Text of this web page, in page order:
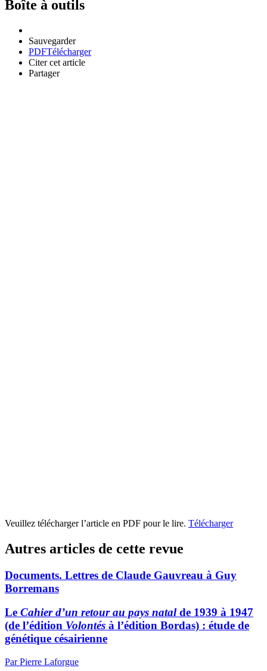
Boîte à outils
Sauvegarder
PDFTélécharger
Citer cet article
Partager
Veuillez télécharger l’article en PDF pour le lire. Télécharger
Autres articles de cette revue
Documents. Lettres de Claude Gauvreau à Guy
Borremans
Le Cahier d’un retour au pays natalde 1939 à 1947
(de l’édition Volontés à l’édition Bordas) : étude de
génétique césairienne
Par Pierre Laforgue